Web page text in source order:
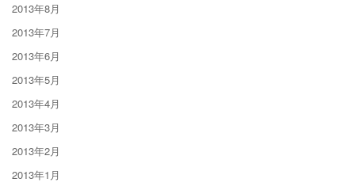
2013年8月
2013年7月
2013年6月
2013年5月
2013年4月
2013年3月
2013年2月
2013年1月